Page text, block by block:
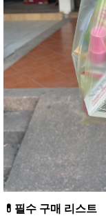
💊필수 구매 리스트